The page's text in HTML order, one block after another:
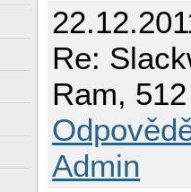
Re:
Ram,
Admin